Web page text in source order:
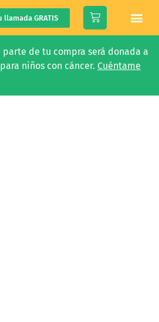
llamada GRATIS
de tu compra será donada a
niños con cáncer. Cuéntame